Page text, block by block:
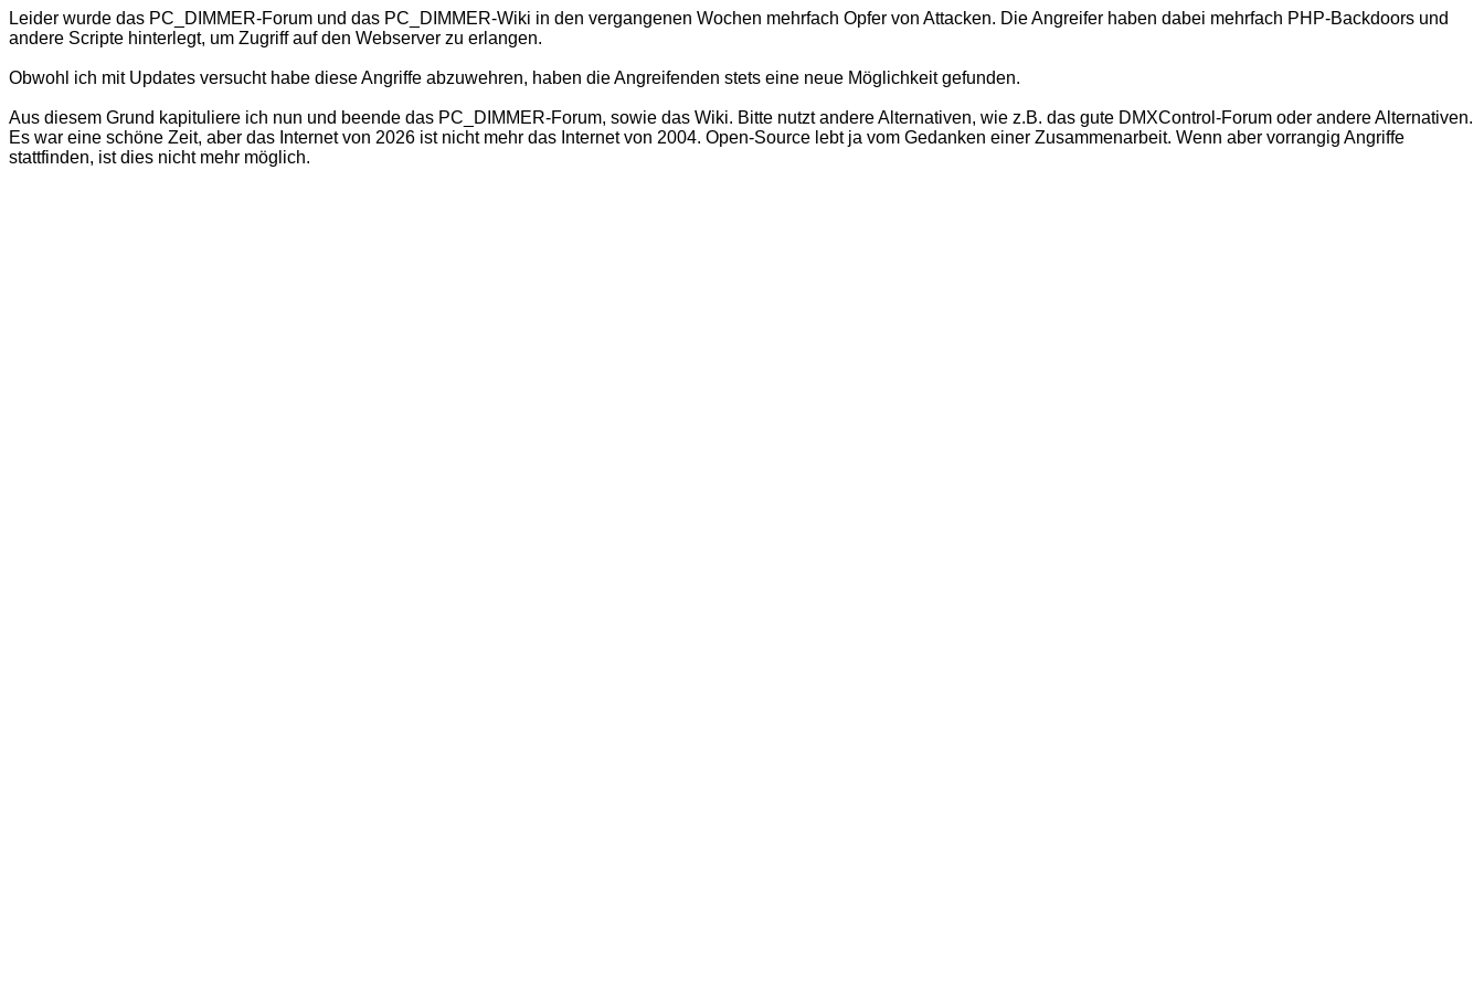
Leider wurde das PC_DIMMER-Forum und das PC_DIMMER-Wiki in den vergangenen Wochen mehrfach Opfer von Attacken. Die Angreifer haben dabei mehrfach PHP-Backdoors und
andere Scripte hinterlegt, um Zugriff auf den Webserver zu erlangen.
Obwohl ich mit Updates versucht habe diese Angriffe abzuwehren, haben die Angreifenden stets eine neue Möglichkeit gefunden.
Aus diesem Grund kapituliere ich nun und beende das PC_DIMMER-Forum, sowie das Wiki. Bitte nutzt andere Alternativen, wie z.B. das gute DMXControl-Forum oder andere Alternativen.
Es war eine schöne Zeit, aber das Internet von 2026 ist nicht mehr das Internet von 2004. Open-Source lebt ja vom Gedanken einer Zusammenarbeit. Wenn aber vorrangig Angriffe
stattfinden, ist dies nicht mehr möglich.